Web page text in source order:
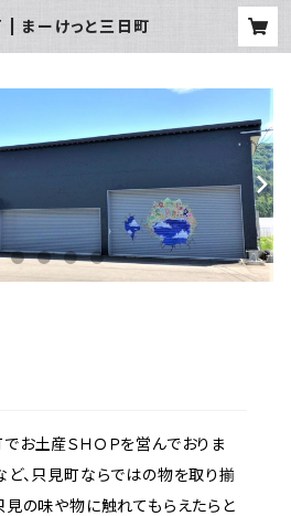
まーけっと三日町
お土産ＳＨＯＰを営んでおりま
ど、只見町ならではの物を取り揃
見の味や物に触れてもらえたらと